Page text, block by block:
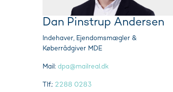
Dan Pinstrup Andersen
Indehaver, Ejendomsmægler &
Køberrådgiver MDE
Mail: dpa@mailreal.dk
Tlf.: 2288 0283